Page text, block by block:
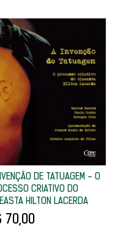
DE TATUAGEM - O
CRIATIVO DO
HILTON LACERDA
70,00